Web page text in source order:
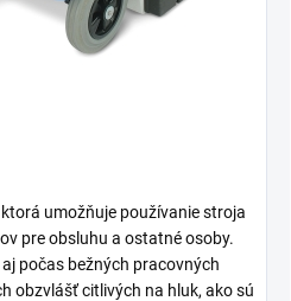
umožňuje používanie stroja
pre obsluhu a ostatné osoby.
počas bežných pracovných
obzvlášť citlivých na hluk, ako sú